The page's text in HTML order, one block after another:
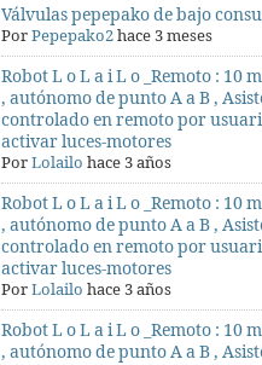
Válvulas pepepako de bajo
PorPepepako2hace 3 meses
Robot L o L a i L o _Remoto : 10
, autónomo de punto A a B ,
controlado en remoto por
activar luces-motores
PorLolailo hace 3 años
Robot L o L a i L o _Remoto : 10
, autónomo de punto A a B ,
controlado en remoto por
activar luces-motores
PorLolailo hace 3 años
Robot L o L a i L o _Remoto : 10
, autónomo de punto A a B ,